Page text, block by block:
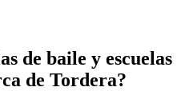
de baile y escuelas
de Tordera?